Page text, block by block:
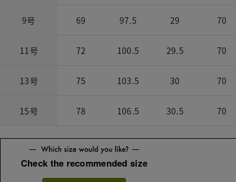
9号 69 97.5 29 70
11号 72 100.5 29.5 70
13号 75 103.5 30 70
15号 78 106.5 30.5 70
Check the recommended size